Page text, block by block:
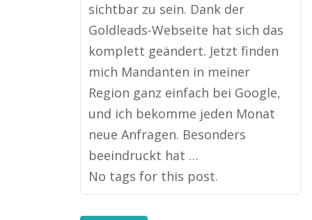
sichtbar zu sein. Dank der
Goldleads-Webseite hat sich das
komplett geändert. Jetzt finden
mich Mandanten in meiner
Region ganz einfach bei Google,
und ich bekomme jeden Monat
neue Anfragen. Besonders
beeindruckt hat …
No tags for this post.